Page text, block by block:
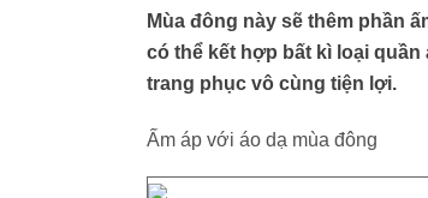
Mùa đông này sẽ thêm phần
có thể kết hợp bất kì loại quần
trang phục vô cùng tiện lợi.
Ấm áp với áo dạ mùa đông